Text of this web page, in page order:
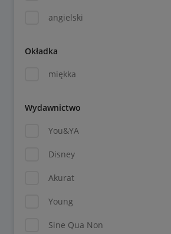
angielski
Okładka
miękka
Wydawnictwo
You&YA
Disney
Akurat
Young
Sine Qua Non